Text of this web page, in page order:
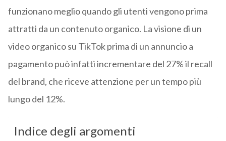
funzionano meglio quando gli utenti vengono prima
attratti da un contenuto organico. La visione di un
video organico su TikTok prima di un annuncio a
pagamento può infatti incrementare del 27% il recall
del brand, che riceve attenzione per un tempo più
lungo del 12%.
Indice degli argomenti